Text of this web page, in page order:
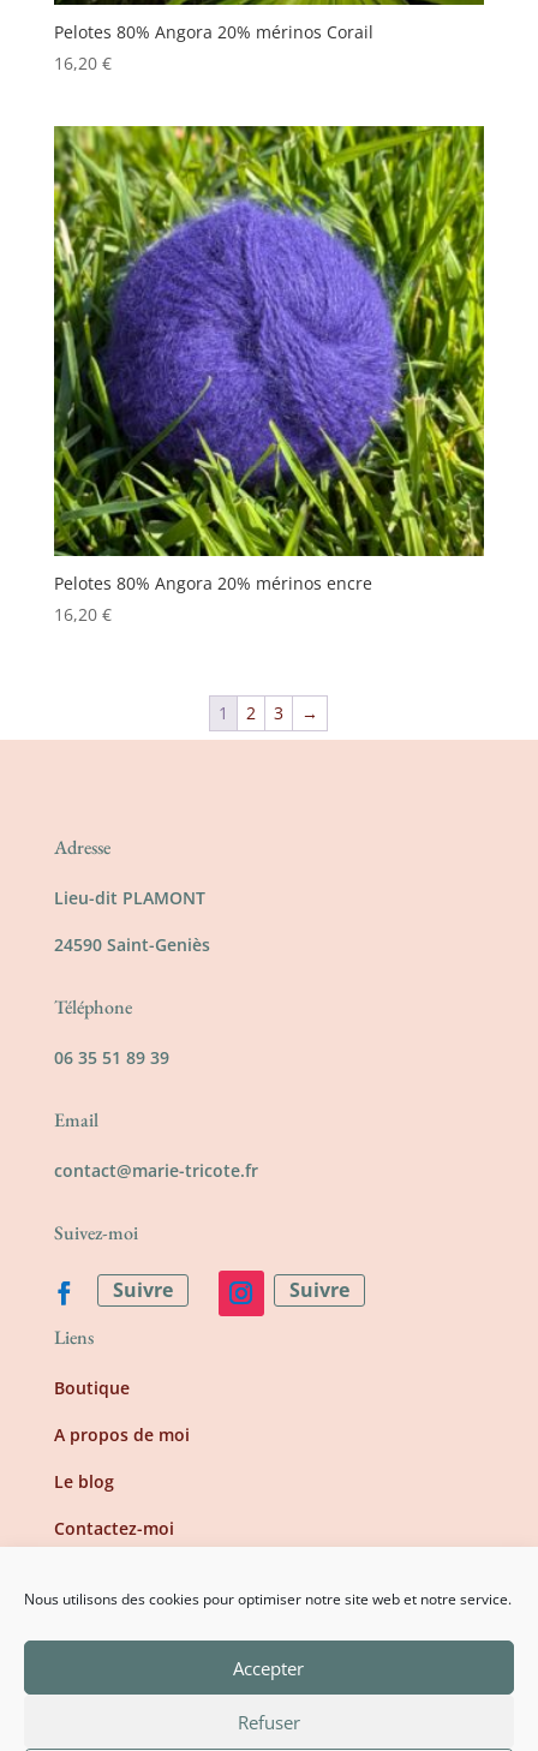
Nous utilisons des cookies pour optimiser notre site web et notre service.
Accepter
Refuser
Pelotes 80% Angora 20% mérinos Corail
16,20 €
Pelotes 80% Angora 20% mérinos encre
16,20 €
1 2 3 →
Adresse
Lieu-dit PLAMONT
24590 Saint-Geniès
Téléphone
06 35 51 89 39
Email
contact@marie-tricote.fr
Suivez-moi
Suivre Suivre
Liens
Boutique
A propos de moi
Le blog
Contactez-moi
Information
Mentions légales
Conditions générales de vente
Politique de confidentialité